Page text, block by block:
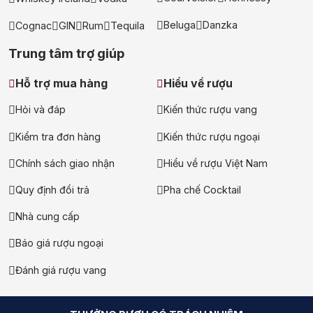
whisky
Scotland, sử dụng nguồn nước khoáng, malt sấy than bùn và
ủ lâu trong thùng gỗ sồi chịu khí biển lạnh.
Tương tự các vùng khác của Scotland, whisky vùng Island
được sản xuất theo quy trình truyền thống nhưng mang đặc
Cognac GIN Rum Tequila Beluga Danzka
Trung tâm trợ giúp
Hỗ trợ mua hàng
Hỏi và đáp
Kiểm tra đơn hàng
Chính sách giao nhận
Quy định đổi trả
Nhà cung cấp
Báo giá rượu ngoại
Đánh giá rượu vang
Hiểu về rượu
Kiến thức rượu vang
Kiến thức rượu ngoại
Hiểu về rượu Việt Nam
Pha chế Cocktail